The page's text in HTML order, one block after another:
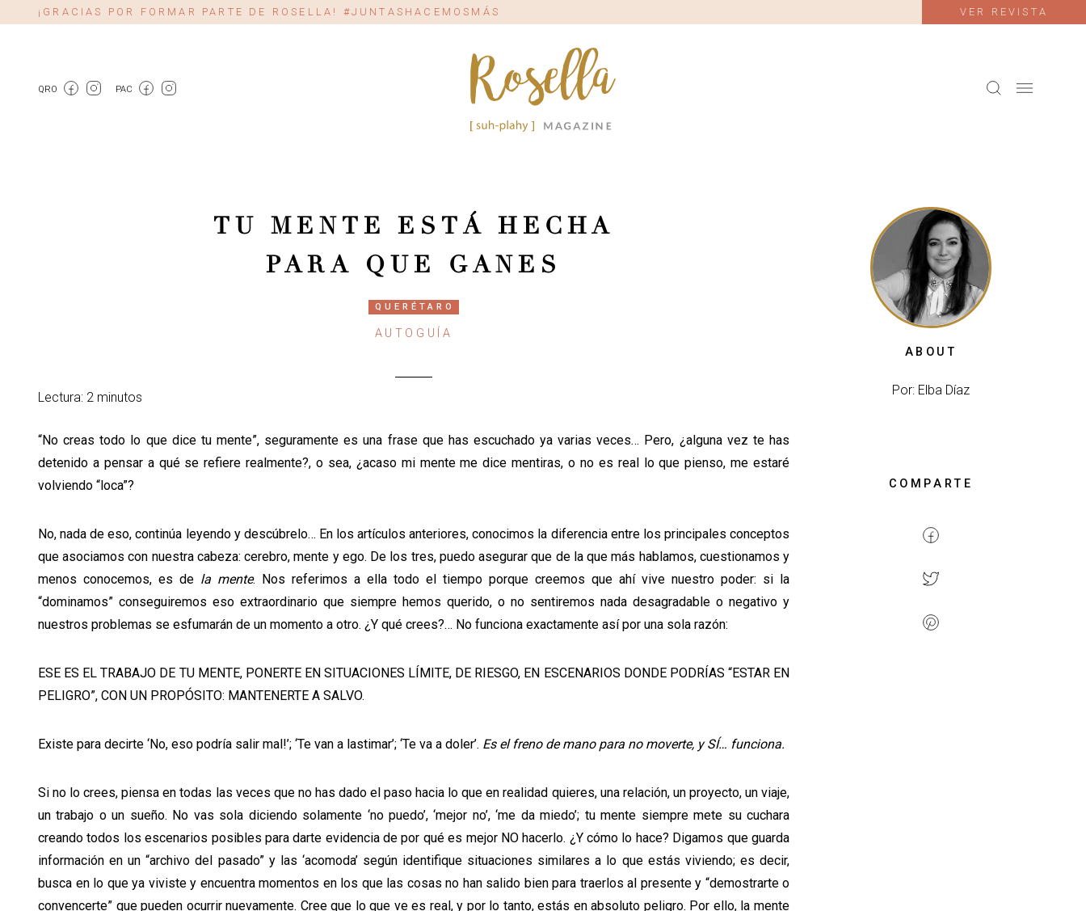
¡GRACIAS POR FORMAR PARTE DE ROSELLA! #JUNTASHACEMOSMÁS VER REVISTA
QRO PAC
TU MENTE ESTÁ HECHA
PARA QUE GANES
QUERÉTARO
AUTOGUÍA
Lectura: 2 minutos
“No creas todo lo que dice tu mente”, seguramente es una frase que has escuchado ya varias veces… Pero, ¿alguna vez te has
detenido a pensar a qué se refiere realmente?, o sea, ¿acaso mi mente me dice mentiras, o no es real lo que pienso, me estaré
volviendo “loca”?
No, nada de eso, continúa leyendo y descúbrelo… En los artículos anteriores, conocimos la diferencia entre los principales conceptos
que asociamos con nuestra cabeza: cerebro, mente y ego. De los tres, puedo asegurar que de la que más hablamos, cuestionamos y
menos conocemos, es de la mente. Nos referimos a ella todo el tiempo porque creemos que ahí vive nuestro poder: si la
“dominamos” conseguiremos eso extraordinario que siempre hemos querido, o no sentiremos nada desagradable o negativo y
nuestros problemas se esfumarán de un momento a otro. ¿Y qué crees?… No funciona exactamente así por una sola razón:
ESE ES EL TRABAJO DE TU MENTE, PONERTE EN SITUACIONES LÍMITE, DE RIESGO, EN ESCENARIOS DONDE PODRÍAS “ESTAR EN
PELIGRO”, CON UN PROPÓSITO: MANTENERTE A SALVO.
Existe para decirte ‘No, eso podría salir mal!’; ‘Te van a lastimar’; ‘Te va a doler’. Es el freno de mano para no moverte, y SÍ… funciona.
Si no lo crees, piensa en todas las veces que no has dado el paso hacia lo que en realidad quieres, una relación, un proyecto, un viaje,
un trabajo o un sueño. No vas sola diciendo solamente ‘no puedo’, ‘mejor no’, ‘me da miedo’; tu mente siempre mete su cuchara
creando todos los escenarios posibles para darte evidencia de por qué es mejor NO hacerlo. ¿Y cómo lo hace? Digamos que guarda
información en un “archivo del pasado” y las ‘acomoda’ según identifique situaciones similares a lo que estás viviendo; es decir,
busca en lo que ya viviste y encuentra momentos en los que las cosas no han salido bien para traerlos al presente y “demostrarte o
convencerte” que pueden ocurrir nuevamente. Cree que lo que ve es real, y por lo tanto, estás en absoluto peligro. Por ello, la mente
ABOUT
Por: Elba Díaz
COMPARTE